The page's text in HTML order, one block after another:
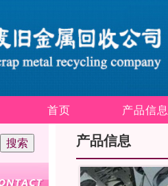
首页 产品信息
产品信息